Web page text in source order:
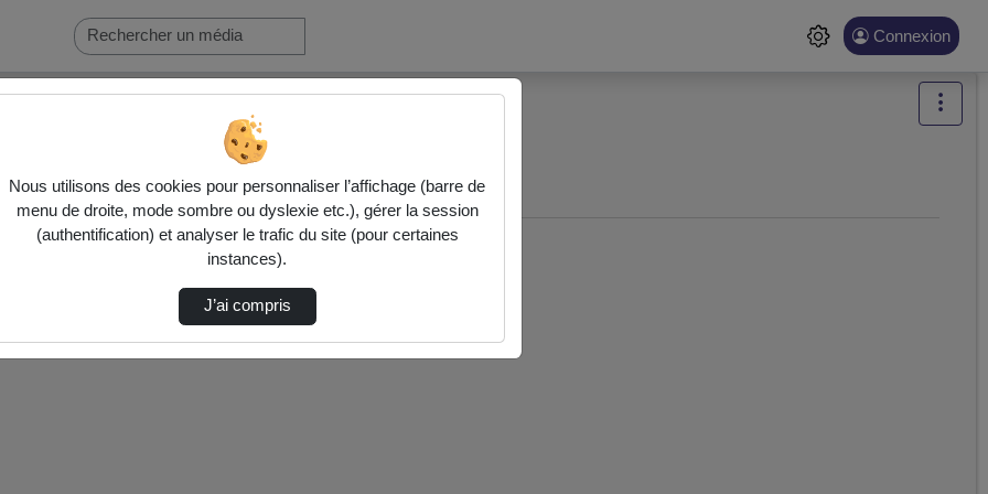
Connexion
Nous utilisons des cookies pour personnaliser l’affichage (barre de
menu de droite, mode sombre ou dyslexie etc.), gérer la session
(authentification) et analyser le trafic du site (pour certaines
instances).
J’ai compris